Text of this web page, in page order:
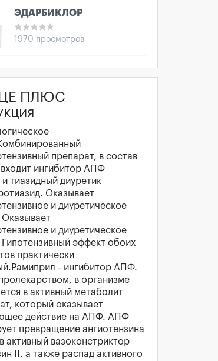
ЭДАРБИКЛОР
1970 просмотров
ПЛЮС
препарат, в состав
ингибитор АПФ
тиазидный диуретик
Оказывает
и диуретическое
Оказывает
и диуретическое
Гипотензивный эффект обоих
практически
- ингибитор АПФ.
в организме
в активный метаболит
который оказывает
действие на АПФ. АПФ
превращение ангиотензина
в активный вазоконстриктор
II, а также распад активного